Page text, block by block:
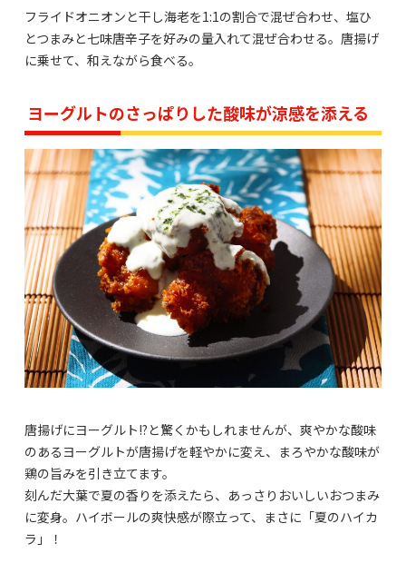
フライドオニオンと干し海老を1:1の割合で混ぜ合わせ、塩ひ
とつまみと七味唐辛子を好みの量入れて混ぜ合わせる。唐揚げ
に乗せて、和えながら食べる。
ヨーグルトのさっぱりした酸味が涼感を添える
唐揚げにヨーグルト!?と驚くかもしれませんが、爽やかな酸味
のあるヨーグルトが唐揚げを軽やかに変え、まろやかな酸味が
鶏の旨みを引き立てます。
刻んだ大葉で夏の香りを添えたら、あっさりおいしいおつまみ
に変身。ハイボールの爽快感が際立って、まさに「夏のハイカ
ラ」！